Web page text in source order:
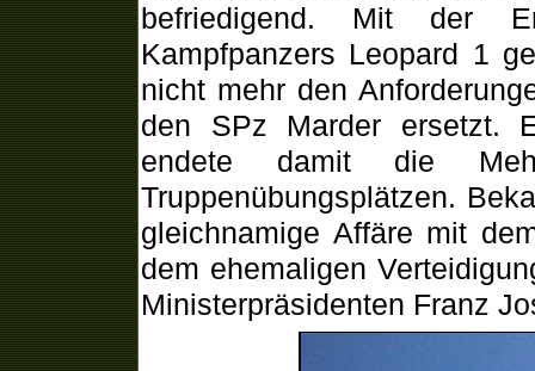
befriedigend. Mit der
Kampfpanzers Leopard 1
nicht mehr den
den SPz Marder ersetzt.
endete damit die
Truppenübungsplätzen.
gleichnamige Affäre mit
dem ehemaligen
Ministerpräsidenten Franz